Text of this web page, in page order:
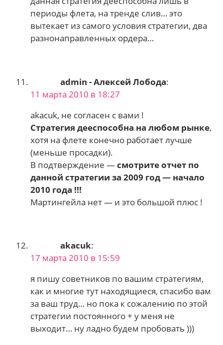
периоды флета, на тренде слив… это
вытекает из самого условия стратегии, два
разнонаправленных ордера…
admin - Алексей Лобода:
11 марта 2010 в 18:27
akacuk, не согласен с вами !
Стратегия дееспособна на любом рынке,
хотя на флете конечно работает лучше
(меньше просадки).
В подтверждение —смотрите отчет по
данной стратегии за 2009 год — начало
2010 года !!!
Мартингейла нет — и это большой плюс !
akacuk:
17 марта 2010 в 15:59
я пишу советников по вашим стратегиям,
как и многие тут находящиеся, спасибо вам
за ваш труд… но пока к сожалению по этой
стратегии постоянного + у меня не
выходит… ну ладно будем пробовать )))